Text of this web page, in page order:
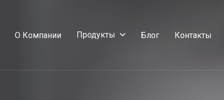
О Компании Продукты Блог Контакты